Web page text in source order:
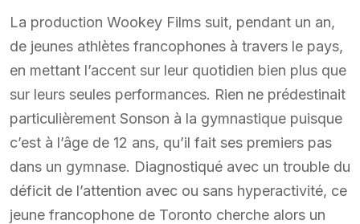
La production Wookey Films suit, pendant un an,
de jeunes athlètes francophones à travers le pays,
en mettant l’accent sur leur quotidien bien plus que
sur leurs seules performances. Rien ne prédestinait
particulièrement Sonson à la gymnastique puisque
c’est à l’âge de 12 ans, qu’il fait ses premiers pas
dans un gymnase. Diagnostiqué avec un trouble du
déficit de l’attention avec ou sans hyperactivité, ce
jeune francophone de Toronto cherche alors un